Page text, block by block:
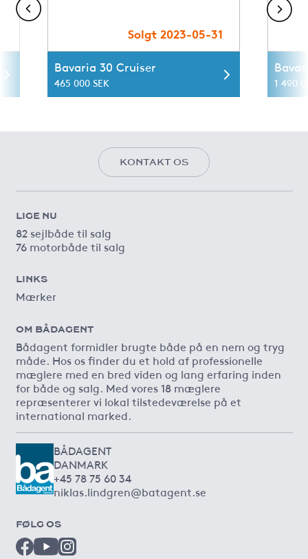
Solgt 2023-05-31
Bavaria 30 Cruiser
465 000 SEK 1 490
KONTAKT OS
LIGE NU
82 sejlbåde til salg
76 motorbåde til salg
LINKS
Mærker
OM BÅDAGENT
Bådagent formidler brugte både på en nem og tryg
måde. Hos os finder du et hold af professionelle
mæglere med en bred viden og lang erfaring inden
for både og salg. Med vores 18 mæglere
repræsenterer vi lokal tilstedeværelse på et
international marked.
BÅDAGENT
DANMARK
+45 78 75 60 34
niklas.lindgren@batagent.se
FØLG OS